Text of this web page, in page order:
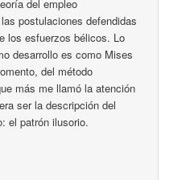
del empleo
postulaciones defendidas
los esfuerzos bélicos. Lo
desarrollo es como Mises
del método
más me llamó la atención
ser la descripción del
el patrón ilusorio.